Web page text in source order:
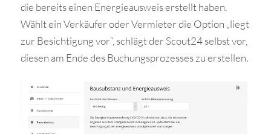
die bereits einen Energieausweis erstellt haben.
Wählt ein Verkäufer oder Vermieter die Option „liegt
zur Besichtigung vor“, schlägt der Scout24 selbst vor,
diesen am Ende des Buchungsprozesses zu erstellen.